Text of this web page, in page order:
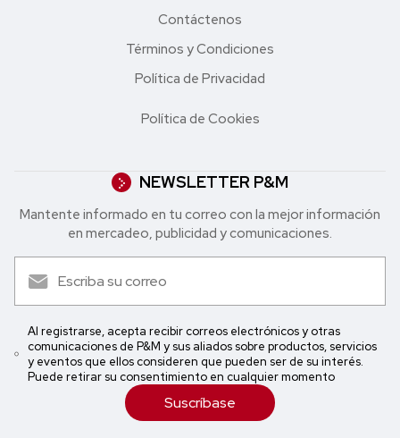
Contáctenos
Términos y Condiciones
Política de Privacidad
Política de Cookies
NEWSLETTER P&M
Mantente informado en tu correo con la mejor in formación
en mercadeo, publicidad y comunicaciones.
Al registrarse, acepta recibir correos electrónicos y otras
comunicaciones de P&M y sus aliados sobre productos, servicios
y eventos que ellos consideren que pueden ser de su interés.
Puede retirar su consentimiento en cualquier momento
Suscríbase